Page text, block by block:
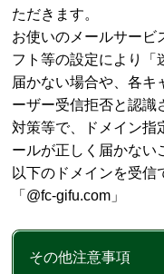
ただきます。
お使いのメールサービ
フト等の設定により「
届かない場合や、各キ
ーザー受信拒否と認識
対策等で、ドメイン指
ールが正しく届かない
以下のドメインを受信
「@fc-gifu.com」
その他注意事項